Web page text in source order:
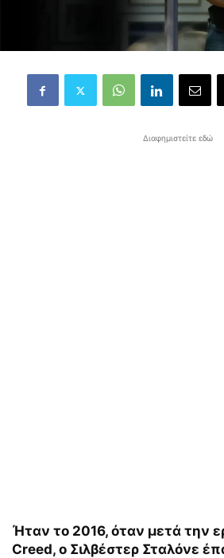
Διαφημιστείτε εδώ
Ήταν το 2016, όταν μετά την
Creed, ο Σιλβέστερ Σταλόνε